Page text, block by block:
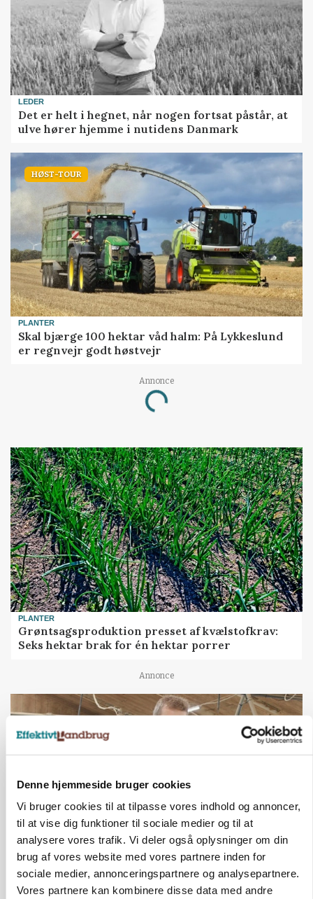
Denne hjemmeside bruger cookies
Vi bruger cookies til at tilpasse vores indhold og annoncer,
til at vise dig funktioner til sociale medier og til at
analysere vores trafik. Vi deler også oplysninger om din
brug af vores website med vores partnere inden for
sociale medier, annonceringspartnere og analysepartnere.
Vores partnere kan kombinere disse data med andre
LEDER
Det er helt i hegnet, når nogen fortsat påstår, at
ulve hører hjemme i nutidens Danmark
HØST-TOUR
PLANTER
Skal bjærge 100 hektar våd halm: På Lykkeslund
er regnvejr godt høstvejr
Annonce
Loading...
PLANTER
Grøntsagsproduktion presset af kvælstofkrav:
Seks hektar brak for én hektar porrer
Annonce
BUSINESS
Stærkt år for griseformand: Overskud nærmer
sig 8 mio.